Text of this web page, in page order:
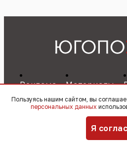
Реклама Материалы
Пользуясь нашим сайтом, вы
персональных данных
Я